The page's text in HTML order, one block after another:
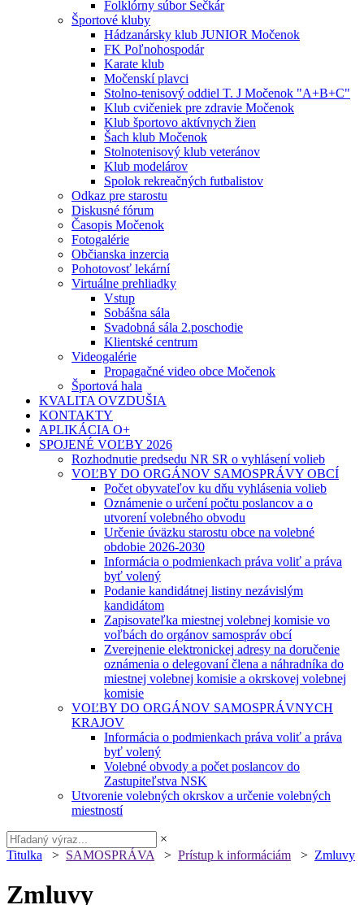
Folklórny súbor Sečkár
Športové kluby
Hádzanársky klub JUNIOR Močenok
FK Poľnohospodár
Karate klub
Močenskí plavci
Stolno-tenisový oddiel T. J Močenok "A+B+C"
Klub cvičeniek pre zdravie Močenok
Klub športovo aktívnych žien
Šach klub Močenok
Stolnotenisový klub veteránov
Klub modelárov
Spolok rekreačných futbalistov
Odkaz pre starostu
Diskusné fórum
Časopis Močenok
Fotogalérie
Občianska inzercia
Pohotovosť lekární
Virtuálne prehliadky
Vstup
Sobášna sála
Svadobná sála 2.poschodie
Klientské centrum
Videogalérie
Propagačné video obce Močenok
Športová hala
KVALITA OVZDUŠIA
KONTAKTY
APLIKÁCIA O+
SPOJENÉ VOĽBY 2026
Rozhodnutie predsedu NR SR o vyhlásení volieb
VOĽBY DO ORGÁNOV SAMOSPRÁVY OBCÍ
Počet obyvateľov ku dňu vyhlásenia volieb
Oznámenie o určení počtu poslancov a o
utvorení volebného obvodu
Určenie úväzku starostu obce na volebné
obdobie 2026-2030
Informácia o podmienkach práva voliť a práva
byť volený
Podanie kandidátnej listiny nezávislým
kandidátom
Zapisovateľka miestnej volebnej komisie vo
voľbách do orgánov samospráv obcí
Zverejnenie elektronickej adresy na doručenie
oznámenia o delegovaní člena a náhradníka do
miestnej volebnej komisie a okrskovej volebnej
komisie
VOĽBY DO ORGÁNOV SAMOSPRÁVNYCH
KRAJOV
Informácia o podmienkach práva voliť a práva
byť volený
Volebné obvody a počet poslancov do
Zastupiteľstva NSK
Utvorenie volebných okrskov a určenie volebných
miestností
×
Titulka > SAMOSPRÁVA > Prístup k informáciám > Zmluvy
Zmluvy